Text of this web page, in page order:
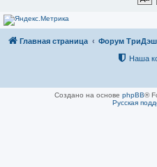
Главная страница Форум
Наша
Создано на основе phpBB®
Русская